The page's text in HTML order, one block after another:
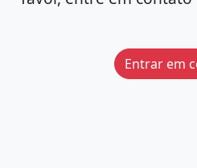
Entrar em